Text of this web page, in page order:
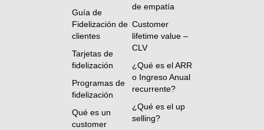
Guía de
Fidelización de
clientes
Tarjetas de
fidelización
Programas de
fidelización
Qué es un
customer
de empatía
Customer
lifetime value –
CLV
¿Qué es el ARR
o Ingreso Anual
recurrente?
¿Qué es el up
selling?